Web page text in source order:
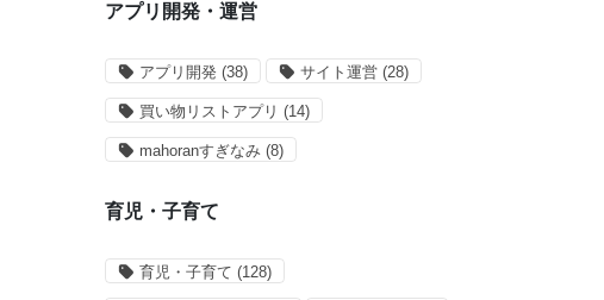
アプリ開発・運営
アプリ開発 (38) サイト運営 (28)
買い物リストアプリ (14)
mahoranすぎなみ (8)
育児・子育て
育児・子育て (128)